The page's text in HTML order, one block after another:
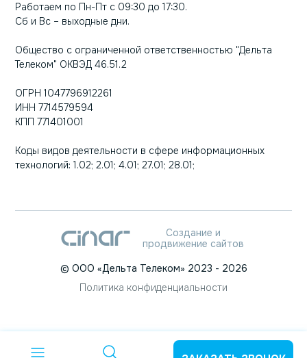
Работаем по Пн-Пт с 09:30 до 17:30.
Сб и Вс – выходные дни.
Общество с ограниченной ответственностью "Дельта
Телеком" ОКВЭД 46.51.2
ОГРН 1047796912261
ИНН 7714579594
КПП 771401001
Коды видов деятельности в сфере информационных
технологий: 1.02; 2.01; 4.01; 27.01; 28.01;
Создание и
продвижение сайтов
© ООО «Дельта Телеком» 2023 - 2026
Политика конфиденциальности